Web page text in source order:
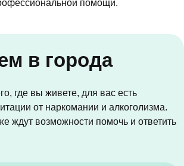
помощи.
в города
где вы живете, для вас есть
от наркомании и алкоголизма.
ждут возможности помочь и ответить